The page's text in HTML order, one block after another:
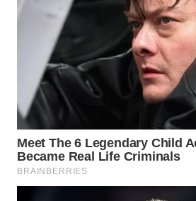
WN
LABUHANBATU
WN
TAPANULI
TENGAH
WN DELI
SERDANG